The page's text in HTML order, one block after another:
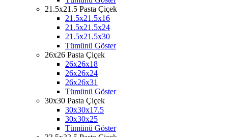
21.5x21.5 Pasta Çiçek
21.5x21.5x16
21.5x21.5x24
21.5x21.5x30
Tümünü Göster
26x26 Pasta Çiçek
26x26x18
26x26x24
26x26x31
Tümünü Göster
30x30 Pasta Çiçek
30x30x17.5
30x30x25
Tümünü Göster